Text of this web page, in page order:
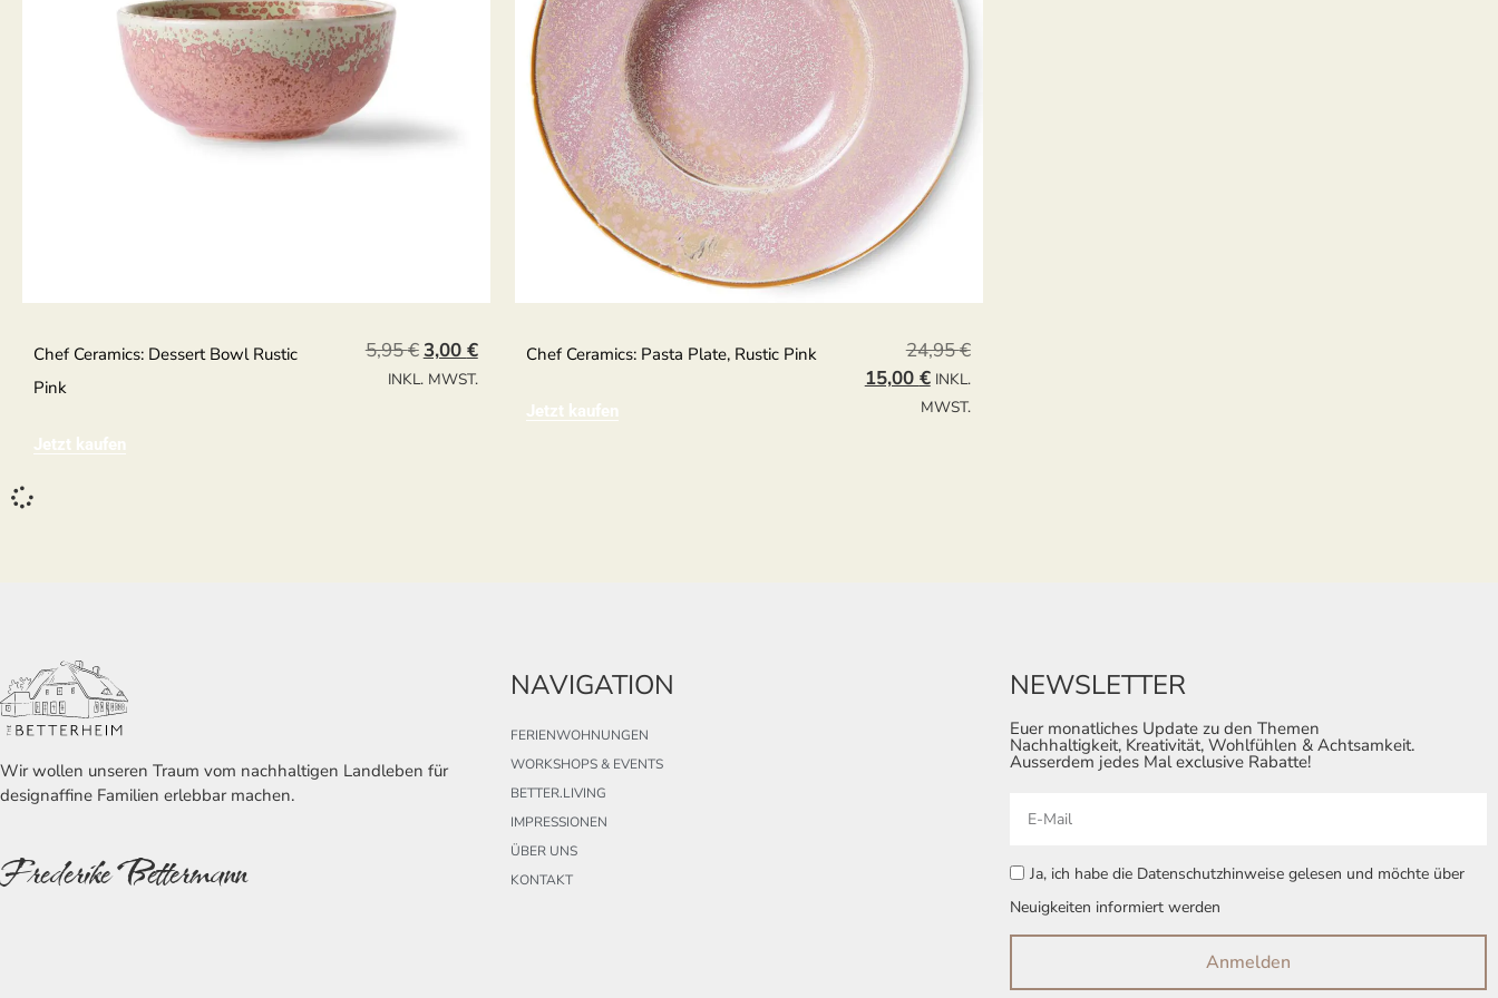
Chef Ceramics: Dessert Bowl Rustic
Pink
Jetzt kaufen
5,95€3,00 €
INKL. MWST.
Chef Ceramics: Pasta Plate, Rustic Pink
Jetzt kaufen
24,95€
15,00 € INKL.
MWST.
Wir wollen unseren Traum vom nachhaltigen Landleben für
designaffine Familien erlebbar machen.
Frederike Bettermann
NAVIGATION
FERIENWOHNUNGEN
WORKSHOPS & EVENTS
BETTER.LIVING
IMPRESSIONEN
ÜBER UNS
KONTAKT
NEWSLETTER
Euer monatliches Update zu den Themen
Nachhaltigkeit, Kreativität, Wohlfühlen & Achtsamkeit.
Ausserdem jedes Mal exclusive Rabatte!
Ja, ich habe die Datenschutzhinweise gelesen und möchte über
Neuigkeiten informiert werden
Anmelden